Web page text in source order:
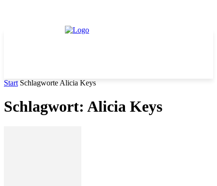
Start Schlagworte Alicia Keys
Schlagwort: Alicia Keys